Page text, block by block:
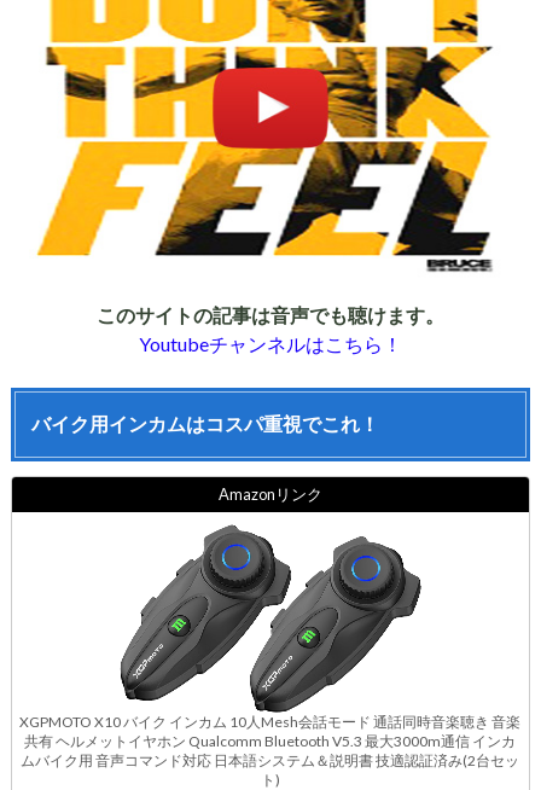
このサイトの記事は音声でも聴けます。
Youtubeチャンネルはこちら！
バイク用インカムはコスパ重視でこれ！
Amazonリンク
XGPMOTO X10 バイク インカム 10人Mesh会話モード 通話同時音楽聴き 音楽
共有 ヘルメットイヤホン Qualcomm Bluetooth V5.3 最大3000m通信 インカ
ムバイク用 音声コマンド対応 日本語システム＆説明書 技適認証済み(2台セッ
ト)